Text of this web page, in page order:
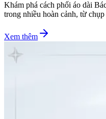
Khám phá cách phối áo dài
trong nhiều hoàn cảnh, từ
Xem thêm